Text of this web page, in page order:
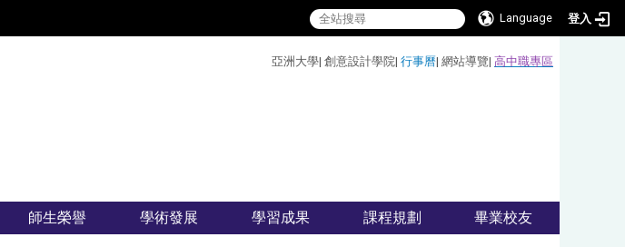
Language 登入
亞洲大學| 創意設計學院| 行事曆| 網站導覽| 高中職專區
師生榮譽 學術發展 學習成果 課程規劃 畢業校友